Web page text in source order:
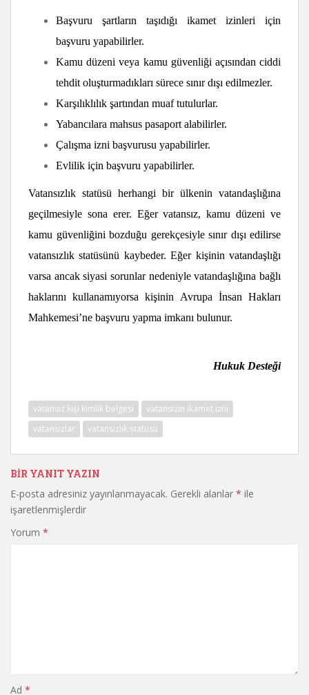
Başvuru şartların taşıdığı ikamet izinleri için
başvuru yapabilirler.
Kamu düzeni veya kamu güvenliği açısından ciddi
tehdit oluşturmadıkları sürece sınır dışı edilmezler.
Karşılıklılık şartından muaf tutulurlar.
Yabancılara mahsus pasaport alabilirler.
Çalışma izni başvurusu yapabilirler.
Evlilik için başvuru yapabilirler.
Vatansızlık statüsü herhangi bir ülkenin vatandaşlığına
geçilmesiyle sona erer. Eğer vatansız, kamu düzeni ve
kamu güvenliğini bozduğu gerekçesiyle sınır dışı edilirse
vatansızlık statüsünü kaybeder. Eğer kişinin vatandaşlığı
varsa ancak siyasi sorunlar nedeniyle vatandaşlığına bağlı
haklarını kullanamıyorsa kişinin Avrupa İnsan Hakları
Mahkemesi’ne başvuru yapma imkanı bulunur.
Hukuk Desteği
vatansız kişi kimlik belgesi
vatansızın ikamet izni
vatansızlar
vatansızlık statüsü
BIR YANIT YAZIN
E-posta adresiniz yayınlanmayacak. Gerekli alanlar * ile
işaretlenmişlerdir
Yorum *
Ad *